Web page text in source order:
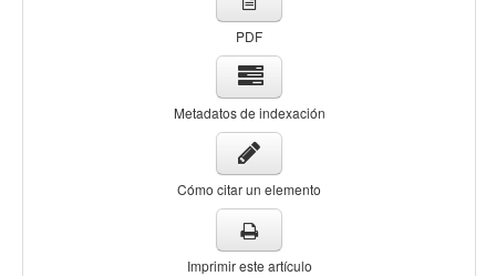
PDF
Metadatos de indexación
Cómo citar un elemento
Imprimir este artículo